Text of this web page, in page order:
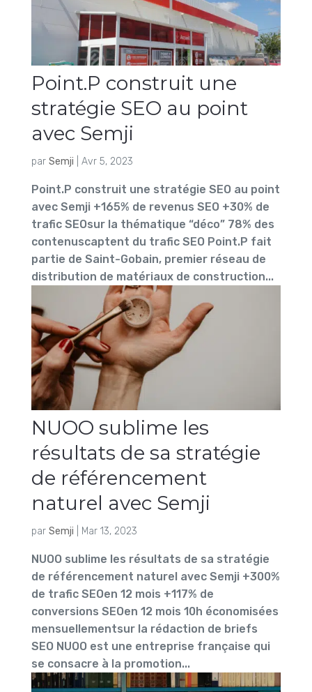
Point.P construit une
stratégie SEO au point
avec Semji
par Semji Avr 5, 2023
Point.P construit une stratégie SEO au point
avec Semji +165% de revenus SEO +30% de
trafic SEOsur la thématique “déco” 78% des
contenuscaptent du trafic SEO Point.P fait
partie de Saint-Gobain, premier réseau de
distribution de matériaux de construction...
NUOO sublime les
résultats de sa stratégie
de référencement
naturel avec Semji
par Semji Mar 13, 2023
NUOO sublime les résultats de sa stratégie
de référencement naturel avec Semji +300%
de trafic SEOen 12 mois +117% de
conversions SEOen 12 mois 10h économisées
mensuellementsur la rédaction de briefs
SEO NUOO est une entreprise française qui
se consacre à la promotion...